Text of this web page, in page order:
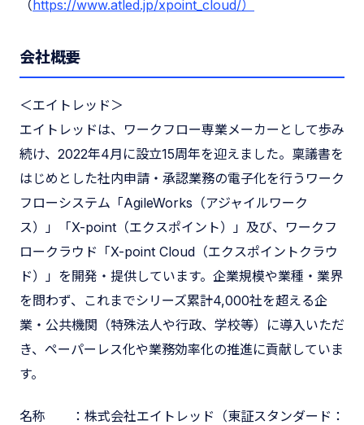
（https://www.atled.jp/xpoint_cloud/）
会社概要
＜エイトレッド＞
エイトレッドは、ワークフロー専業メーカーとして歩み
続け、2022年4月に設立15周年を迎えました。稟議書を
はじめとした社内申請・承認業務の電子化を行うワーク
フローシステム「AgileWorks（アジャイルワーク
ス）」「X-point（エクスポイント）」及び、ワークフ
ロークラウド「X-point Cloud（エクスポイントクラウ
ド）」を開発・提供しています。企業規模や業種・業界
を問わず、これまでシリーズ累計4,000社を超える企
業・公共機関（特殊法人や行政、学校等）に導入いただ
き、ペーパーレス化や業務効率化の推進に貢献していま
す。
名称 ：株式会社エイトレッド（東証スタンダード：